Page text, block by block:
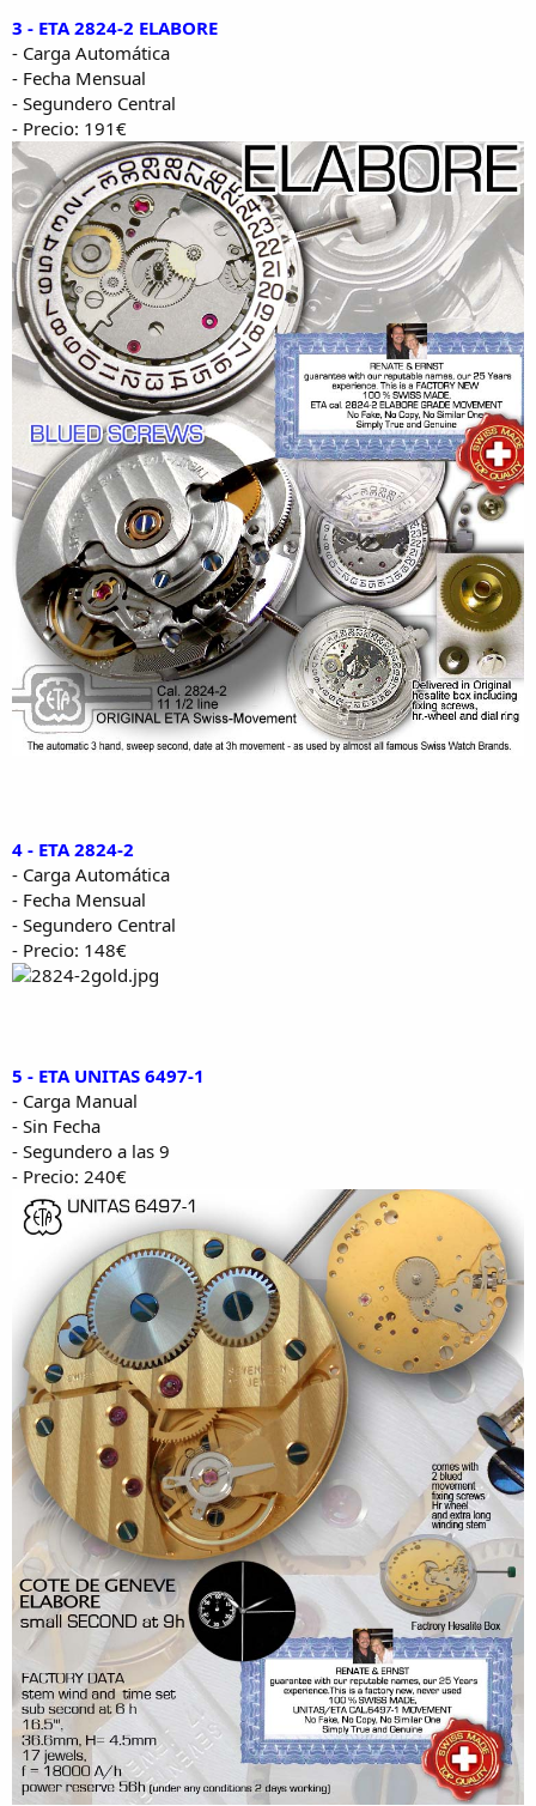
3 - ETA 2824-2 ELABORE
- Carga Automática
- Fecha Mensual
- Segundero Central
- Precio: 191€
4 - ETA 2824-2
- Carga Automática
- Fecha Mensual
- Segundero Central
- Precio: 148€
5 - ETA UNITAS 6497-1
- Carga Manual
- Sin Fecha
- Segundero a las 9
- Precio: 240€